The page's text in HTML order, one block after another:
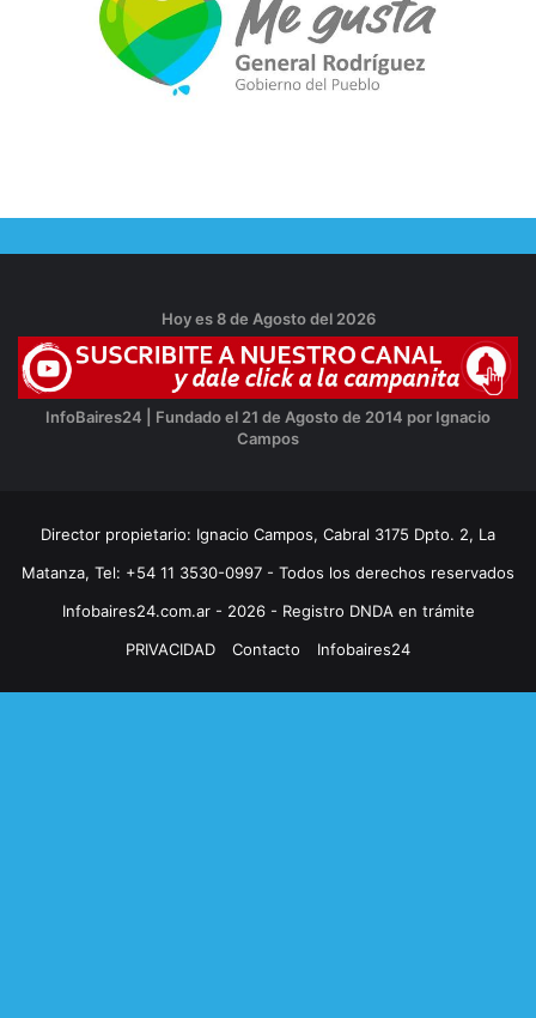
Hoy es 8 de Agosto del 2026
InfoBaires24 | Fundado el 21 de Agosto de 2014 por Ignacio
Campos
Director propietario: Ignacio Campos, Cabral 3175 Dpto. 2, La
Matanza, Tel: +54 11 3530-0997 - Todos los derechos reservados
Infobaires24.com.ar - 2026 - Registro DNDA en trámite
PRIVACIDAD
Contacto Infobaires24